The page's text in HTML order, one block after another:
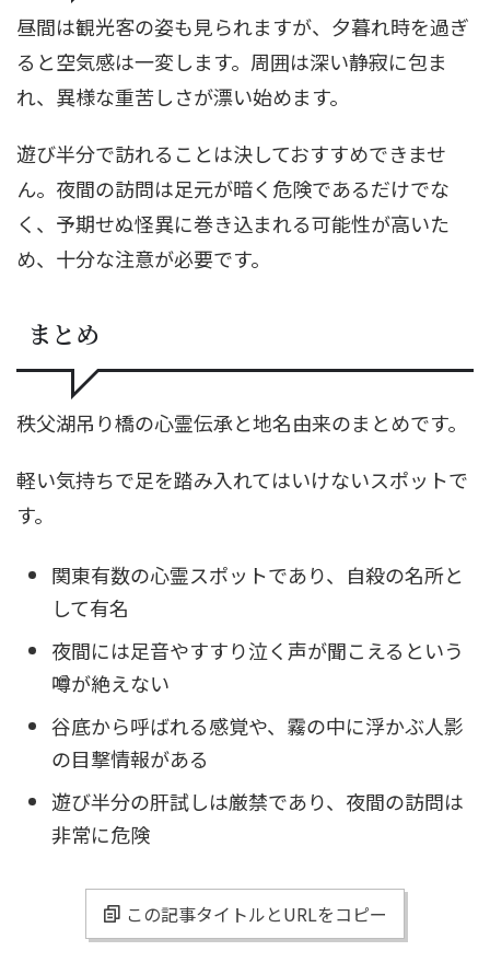
昼間は観光客の姿も見られますが、夕暮れ時を過ぎ
ると空気感は一変します。周囲は深い静寂に包ま
れ、異様な重苦しさが漂い始めます。
遊び半分で訪れることは決しておすすめできませ
ん。夜間の訪問は足元が暗く危険であるだけでな
く、予期せぬ怪異に巻き込まれる可能性が高いた
め、十分な注意が必要です。
まとめ
秩父湖吊り橋の心霊伝承と地名由来のまとめです。
軽い気持ちで足を踏み入れてはいけないスポットで
す。
関東有数の心霊スポットであり、自殺の名所と
して有名
夜間には足音やすすり泣く声が聞こえるという
噂が絶えない
谷底から呼ばれる感覚や、霧の中に浮かぶ人影
の目撃情報がある
遊び半分の肝試しは厳禁であり、夜間の訪問は
非常に危険
この記事タイトルとURLをコピー